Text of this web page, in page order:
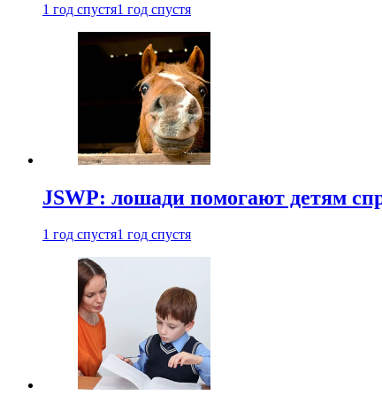
1 год спустя1 год спустя
JSWP: лошади помогают детям
1 год спустя1 год спустя